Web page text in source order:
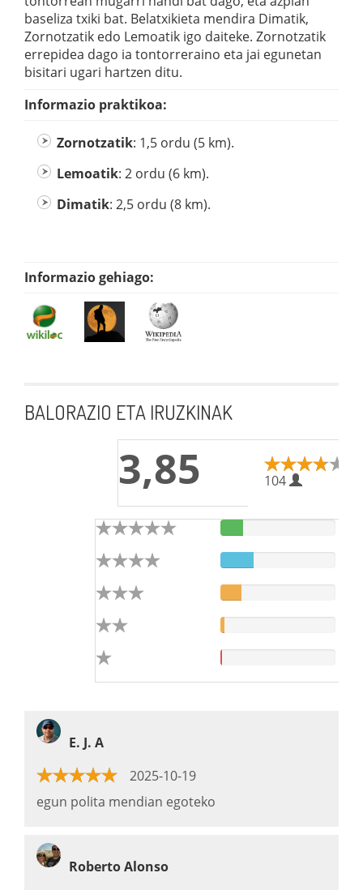
baseliza txiki bat. Belatxikieta mendira Dimatik,
Zornotzatik edo Lemoatik igo daiteke. Zornotzatik
errepidea dago ia tontorreraino eta jai egunetan
bisitari ugari hartzen ditu.
Informazio praktikoa:
Zornotzatik: 1,5 ordu (5 km).
Lemoatik: 2 ordu (6 km).
Dimatik: 2,5 ordu (8 km).
Informazio gehiago:
BALORAZIO ETA IRUZKINAK
3,85 104
E. J. A
2025-10-19
egun polita mendian egoteko
Roberto Alonso